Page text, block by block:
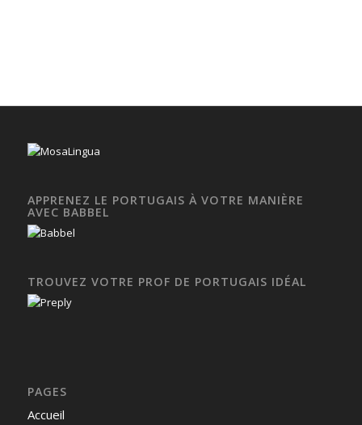
APPRENEZ LE PORTUGAIS À VOTRE MANIÈRE
AVEC BABBEL
TROUVEZ VOTRE PROF DE PORTUGAIS IDÉAL
PAGES
Accueil